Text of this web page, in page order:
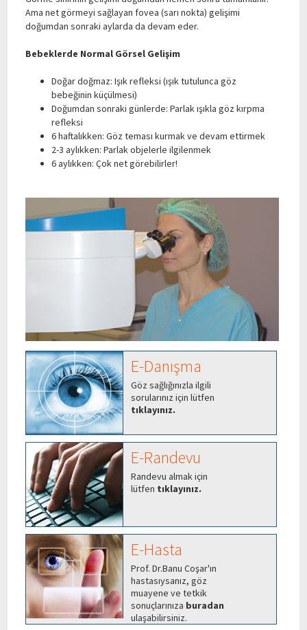
Ama net görmeyi sağlayan fovea (sarı nokta) gelişimi
doğumdan sonraki aylarda da devam eder.
Bebeklerde Normal Görsel Gelişim
Doğar doğmaz: Işık refleksi (ışık tutulunca göz
bebeğinin küçülmesi)
Doğumdan sonraki günlerde: Parlak ışıkla göz kırpma
refleksi
6 haftalıkken: Göz teması kurmak ve devam ettirmek
2-3 aylıkken: Parlak objelerle ilgilenmek
6 aylıkken: Çok net görebilirler!
E-Danışma
Göz sağlığınızla ilgili
sorularınız için lütfen
tıklayınız.
E-Randevu
Randevu almak için
lütfen tıklayınız.
E-Hasta
Prof. Dr.Banu Coşar'ın
hastasıysanız, göz
muayene ve tetkik
sonuçlarınıza buradan
ulaşabilirsiniz.